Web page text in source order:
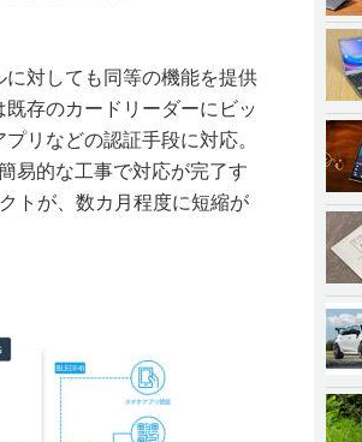
対しても同等の機能を提供
存のカードリーダーにビッ
リなどの認証手段に対応。
易的な工事で対応が完了す
トが、数カ月程度に短縮が